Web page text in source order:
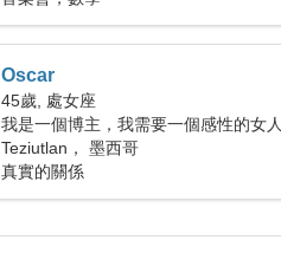
Oscar
45歲, 處女座
我是一個博主，我需要一個感性的女人
Teziutlan， 墨西哥
真實的關係